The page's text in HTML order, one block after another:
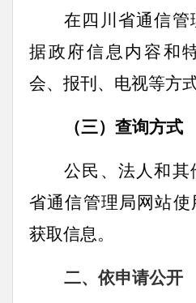
在四川省通信管
据政府信息内容和
会、报刊、电视等方
（三）查询方式
公民、法人和其
省通信管理局网站
获取信息。
二、依申请公开